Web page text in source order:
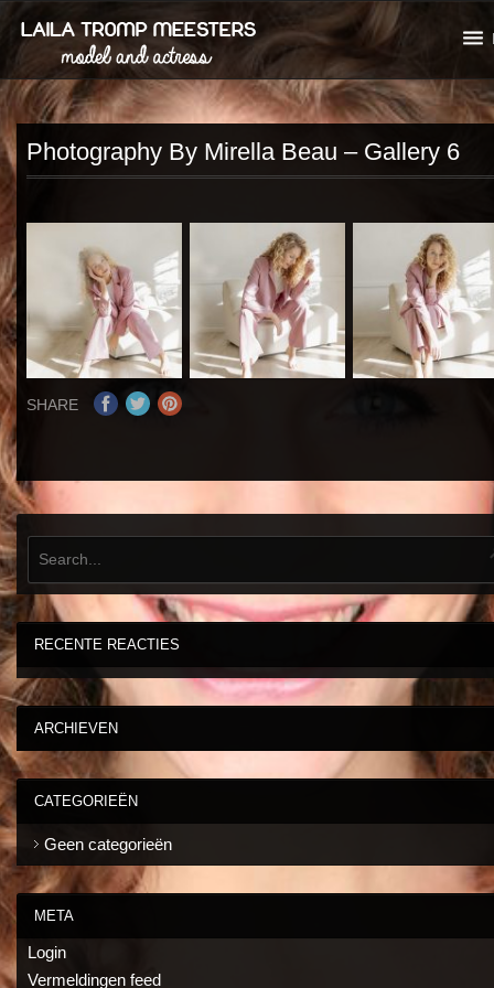
Photography By Mirella Beau – Gallery 6
SHARE
RECENTE REACTIES
ARCHIEVEN
CATEGORIEËN
Geen categorieën
META
Login
Vermeldingen feed